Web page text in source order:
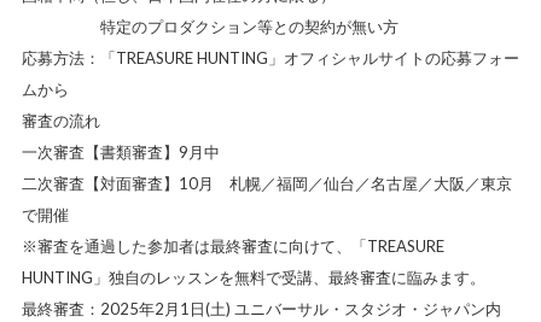
特定のプロダクション等との契約が無い方
応募方法：「TREASURE HUNTING」オフィシャルサイトの応募フォー
ムから
審査の流れ
一次審査【書類審査】9月中
二次審査【対面審査】10月 札幌／福岡／仙台／名古屋／大阪／東京
で開催
※審査を通過した参加者は最終審査に向けて、「TREASURE
HUNTING」独自のレッスンを無料で受講、最終審査に臨みます。
最終審査：2025年2月1日(土) ユニバーサル・スタジオ・ジャパン内